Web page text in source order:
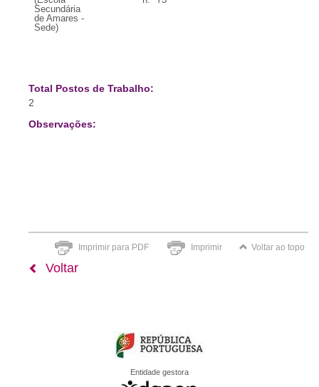
Secundária
de Amares -
Sede)
Total Postos de Trabalho:
2
Observações:
Imprimir para PDF Imprimir Voltar ao topo
Voltar
Entidade gestora